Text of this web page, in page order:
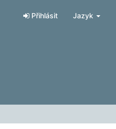
Přihlásit Jazyk